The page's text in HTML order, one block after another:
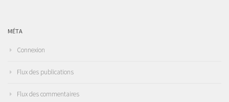
MÉTA
Connexion
Flux des publications
Flux des commentaires